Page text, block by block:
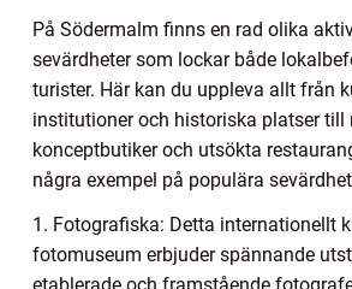
På Södermalm finns en rad olika
sevärdheter som lockar både
turister. Här kan du uppleva allt från
institutioner och historiska platser till
konceptbutiker och utsökta
några exempel på populära
1. Fotografiska: Detta internationellt
fotomuseum erbjuder spännande